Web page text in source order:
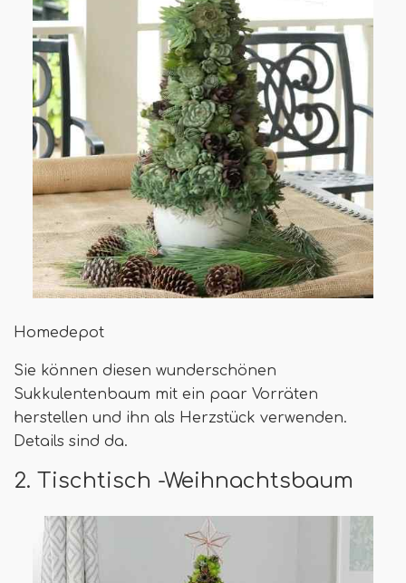
Homedepot
Sie können diesen wunderschönen
Sukkulentenbaum mit ein paar Vorräten
herstellen und ihn als Herzstück verwenden.
Details sind da.
2. Tischtisch -Weihnachtsbaum